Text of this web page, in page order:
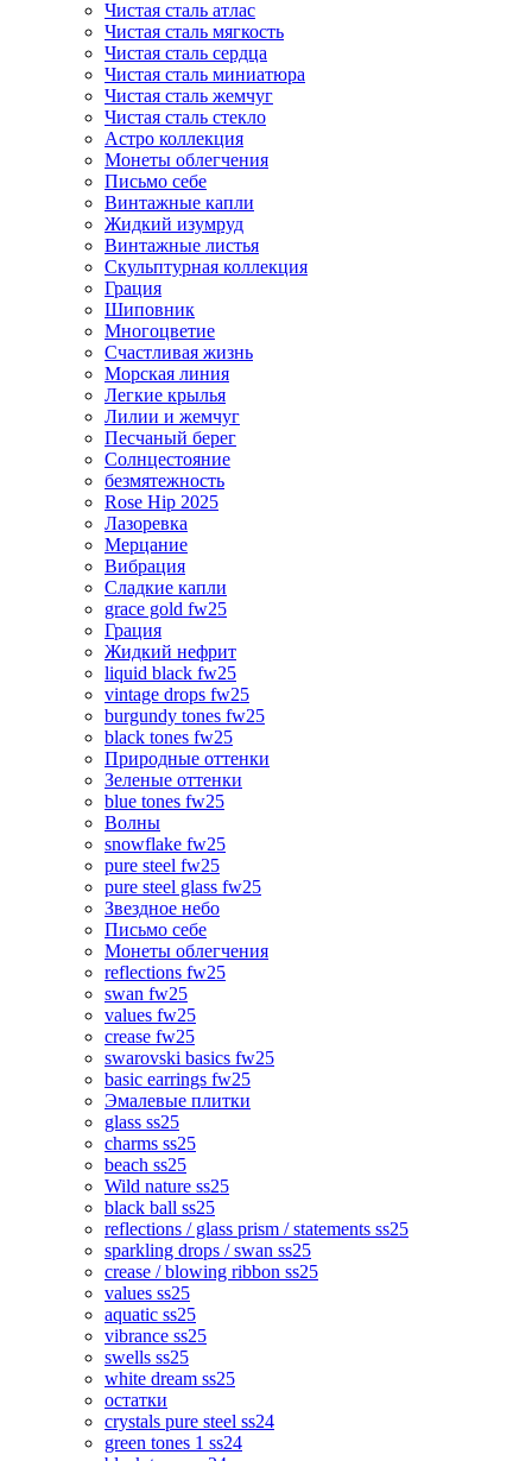
Чистая сталь атлас
Чистая сталь мягкость
Чистая сталь сердца
Чистая сталь миниатюра
Чистая сталь жемчуг
Чистая сталь стекло
Астро коллекция
Монеты облегчения
Письмо себе
Винтажные капли
Жидкий изумруд
Винтажные листья
Скульптурная коллекция
Грация
Шиповник
Многоцветие
Счастливая жизнь
Морская линия
Легкие крылья
Лилии и жемчуг
Песчаный берег
Солнцестояние
безмятежность
Rose Hip 2025
Лазоревка
Мерцание
Вибрация
Сладкие капли
grace gold fw25
Грация
Жидкий нефрит
liquid black fw25
vintage drops fw25
burgundy tones fw25
black tones fw25
Природные оттенки
Зеленые оттенки
blue tones fw25
Волны
snowflake fw25
pure steel fw25
pure steel glass fw25
Звездное небо
Письмо себе
Монеты облегчения
reflections fw25
swan fw25
values fw25
crease fw25
swarovski basics fw25
basic earrings fw25
Эмалевые плитки
glass ss25
charms ss25
beach ss25
Wild nature ss25
black ball ss25
reflections / glass prism / statements ss25
sparkling drops / swan ss25
crease / blowing ribbon ss25
values ss25
aquatic ss25
vibrance ss25
swells ss25
white dream ss25
остатки
crystals pure steel ss24
green tones 1 ss24